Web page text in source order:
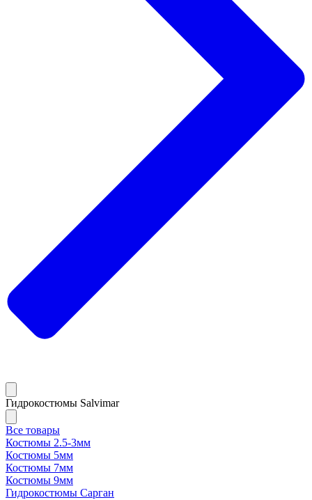
Гидрокостюмы Salvimar
Все товары
Костюмы 2.5-3мм
Костюмы 5мм
Костюмы 7мм
Костюмы 9мм
Гидрокостюмы Сарган